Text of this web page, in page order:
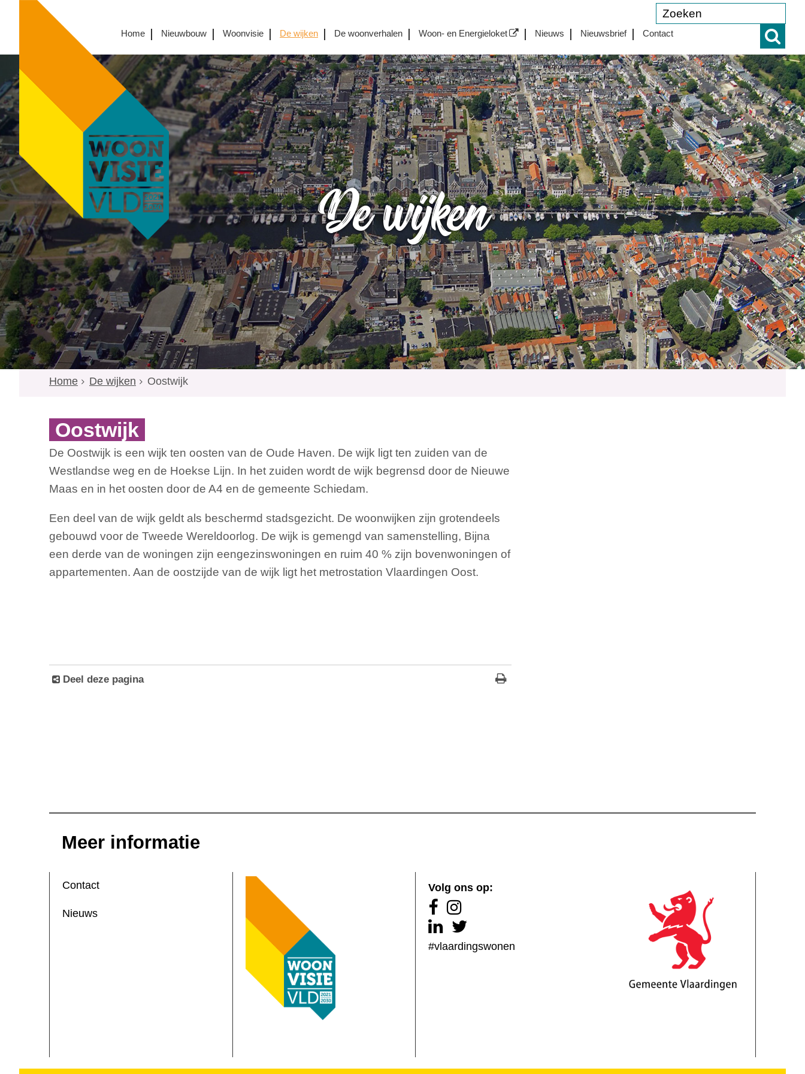
Home Nieuwbouw Woonvisie De wijken De woonverhalen Woon- en Energieloket Nieuws Nieuwsbrief Contact
Home De wijken Oostwijk
De wijken
Oostwijk
De Oostwijk is een wijk ten oosten van de Oude Haven. De wijk ligt ten zuiden van de
Westlandse weg en de Hoekse Lijn. In het zuiden wordt de wijk begrensd door de Nieuwe
Maas en in het oosten door de A4 en de gemeente Schiedam.
Een deel van de wijk geldt als beschermd stadsgezicht. De woonwijken zijn grotendeels
gebouwd voor de Tweede Wereldoorlog. De wijk is gemengd van samenstelling, Bijna
een derde van de woningen zijn eengezinswoningen en ruim 40 % zijn bovenwoningen of
appartementen. Aan de oostzijde van de wijk ligt het metrostation Vlaardingen Oost.
Deel deze pagina
Meer informatie
Contact
Nieuws
Volg ons op:
#vlaardingswonen